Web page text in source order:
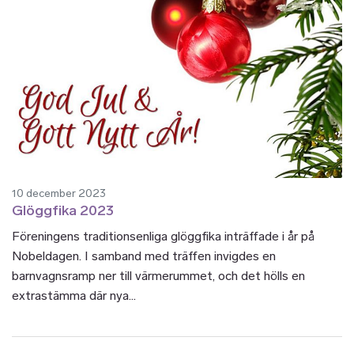
10 december 2023
Glöggfika 2023
Föreningens traditionsenliga glöggfika inträffade i år på
Nobeldagen. I samband med träffen invigdes en
barnvagnsramp ner till värmerummet, och det hölls en
extrastämma där nya...